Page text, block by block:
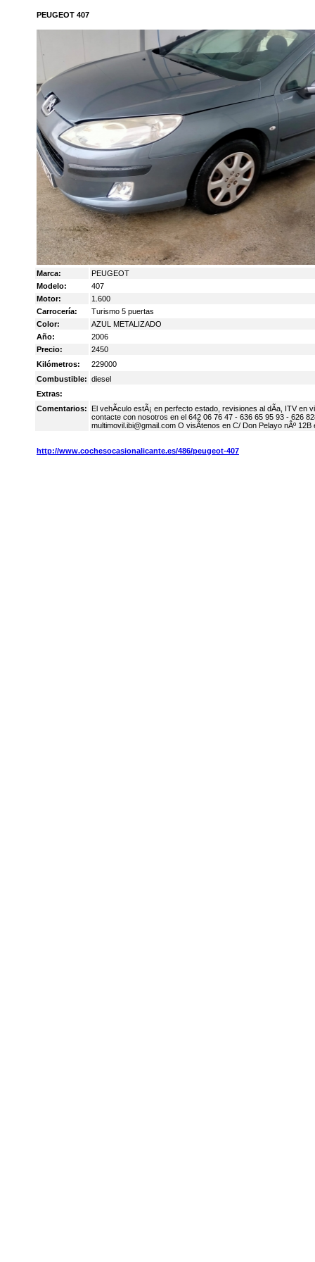
PEUGEOT 407
Marca:
PEUGEOT
Modelo:
407
Motor:
1.600
Carrocería:
Turismo 5 puertas
Color:
AZUL METALIZADO
Año:
2006
Precio:
2450
Kilómetros:
229000
Combustible: diesel
Extras:
Comentarios:
El vehÃ­culo estÃ¡ en perfecto estado, revisiones al dÃ­a, ITV en
contacte con nosotros en el 642 06 76 47 - 636 65 95 93 - 626
multimovil.ibi@gmail.com O visÃ­tenos en C/ Don Pelayo nÂº 12B
http://www.cochesocasionalicante.es/486/peugeot-407